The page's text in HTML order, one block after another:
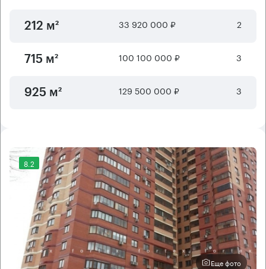
212 м² 33 920 000 ₽ 2
715 м² 100 100 000 ₽ 3
925 м² 129 500 000 ₽ 3
8.2
Еще фото